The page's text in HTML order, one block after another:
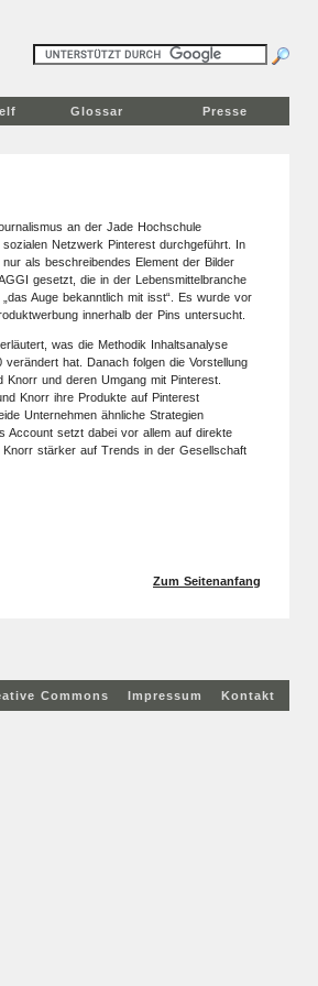
Glossar Presse
an der Jade Hochschule
Netzwerk Pinterest durchgeführt. In
als beschreibendes Element der Bilder
gesetzt, die in der Lebensmittelbranche
Auge bekanntlich mit isst“. Es wurde vor
innerhalb der Pins untersucht.
was die Methodik Inhaltsanalyse
hat. Danach folgen die Vorstellung
und deren Umgang mit Pinterest.
Knorr ihre Produkte auf Pinterest
Unternehmen ähnliche Strategien
Account setzt dabei vor allem auf direkte
Knorr stärker auf Trends in der Gesellschaft
Zum Seitenanfang
Commons Impressum Kontakt